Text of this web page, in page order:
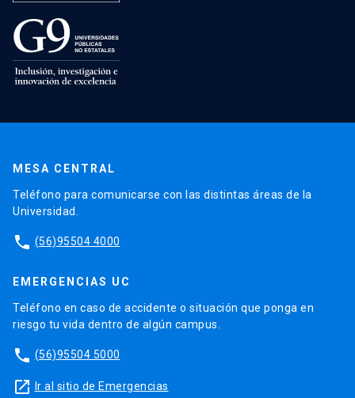
MESA CENTRAL
Teléfono para comunicarse con las distintas áreas de la
Universidad.
phone (56)95504 4000
EMERGENCIAS UC
Teléfono en caso de accidente o situación que ponga en
riesgo tu vida dentro de algún campus.
phone (56)95504 5000
launch Ir al sitio de Emergencias